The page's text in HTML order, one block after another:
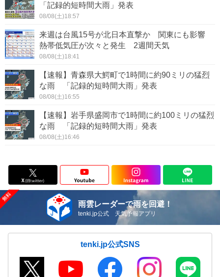
「記録的短時間大雨」発表
08/08(土)18:57
来週は台風15号が北日本直撃か 関東にも影響
熱帯低気圧が次々と発生 2週間天気
08/08(土)18:41
【速報】青森県大鰐町で1時間に約90ミリの猛烈
な雨 「記録的短時間大雨」発表
08/08(土)16:55
【速報】岩手県盛岡市で1時間に約100ミリの猛烈
な雨 「記録的短時間大雨」発表
08/08(土)16:46
雨雲レーダーで雨を回避！
tenki.jp公式 天気予報アプリ
tenki.jp公式SNS